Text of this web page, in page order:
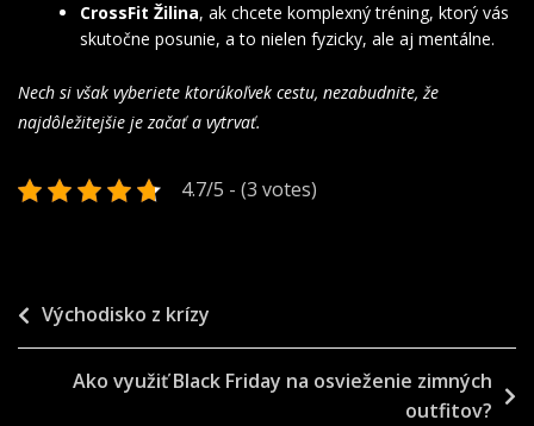
CrossFit Žilina, ak chcete komplexný tréning, ktorý vás
skutočne posunie, a to nielen fyzicky, ale aj mentálne.
Nech si však vyberiete ktorúkoľvek cestu, nezabudnite, že
najdôležitejšie je začať a vytrvať.
4.7/5 - (3 votes)
Navigace
pro
příspěvek
Východisko z krízy
Ako využiť Black Friday na osvieženie zimných
outfitov?